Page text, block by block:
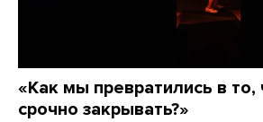
«Как мы превратились в то,
срочно закрывать?»